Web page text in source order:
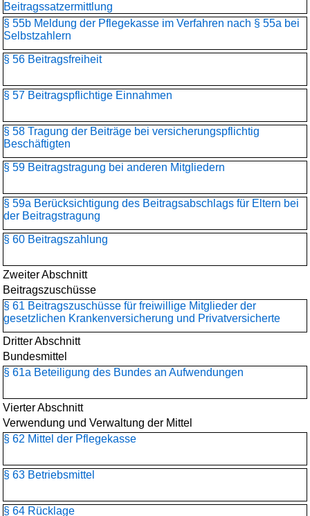
Beitragssatzermittlung
§ 55b Meldung der Pflegekasse im Verfahren nach § 55a bei
Selbstzahlern
§ 56 Beitragsfreiheit
§ 57 Beitragspflichtige Einnahmen
§ 58 Tragung der Beiträge bei versicherungspflichtig
Beschäftigten
§ 59 Beitragstragung bei anderen Mitgliedern
§ 59a Berücksichtigung des Beitragsabschlags für Eltern bei
der Beitragstragung
§ 60 Beitragszahlung
Zweiter Abschnitt
Beitragszuschüsse
§ 61 Beitragszuschüsse für freiwillige Mitglieder der
gesetzlichen Krankenversicherung und Privatversicherte
Dritter Abschnitt
Bundesmittel
§ 61a Beteiligung des Bundes an Aufwendungen
Vierter Abschnitt
Verwendung und Verwaltung der Mittel
§ 62 Mittel der Pflegekasse
§ 63 Betriebsmittel
§ 64 Rücklage